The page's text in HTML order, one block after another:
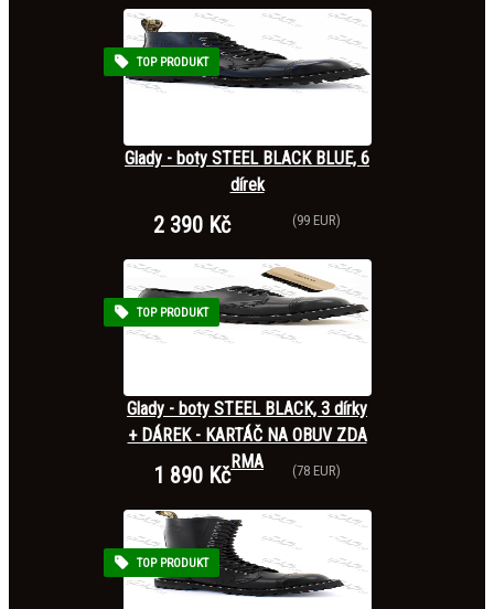
Glady - boty STEEL BLACK BLUE, 6
dírek
2 390 Kč (99 EUR)
TOP PRODUKT
Glady - boty STEEL BLACK, 3 dírky
+ DÁREK - KARTÁČ NA OBUV ZDA
RMA
1 890 Kč (78 EUR)
TOP PRODUKT
TOP PRODUKT